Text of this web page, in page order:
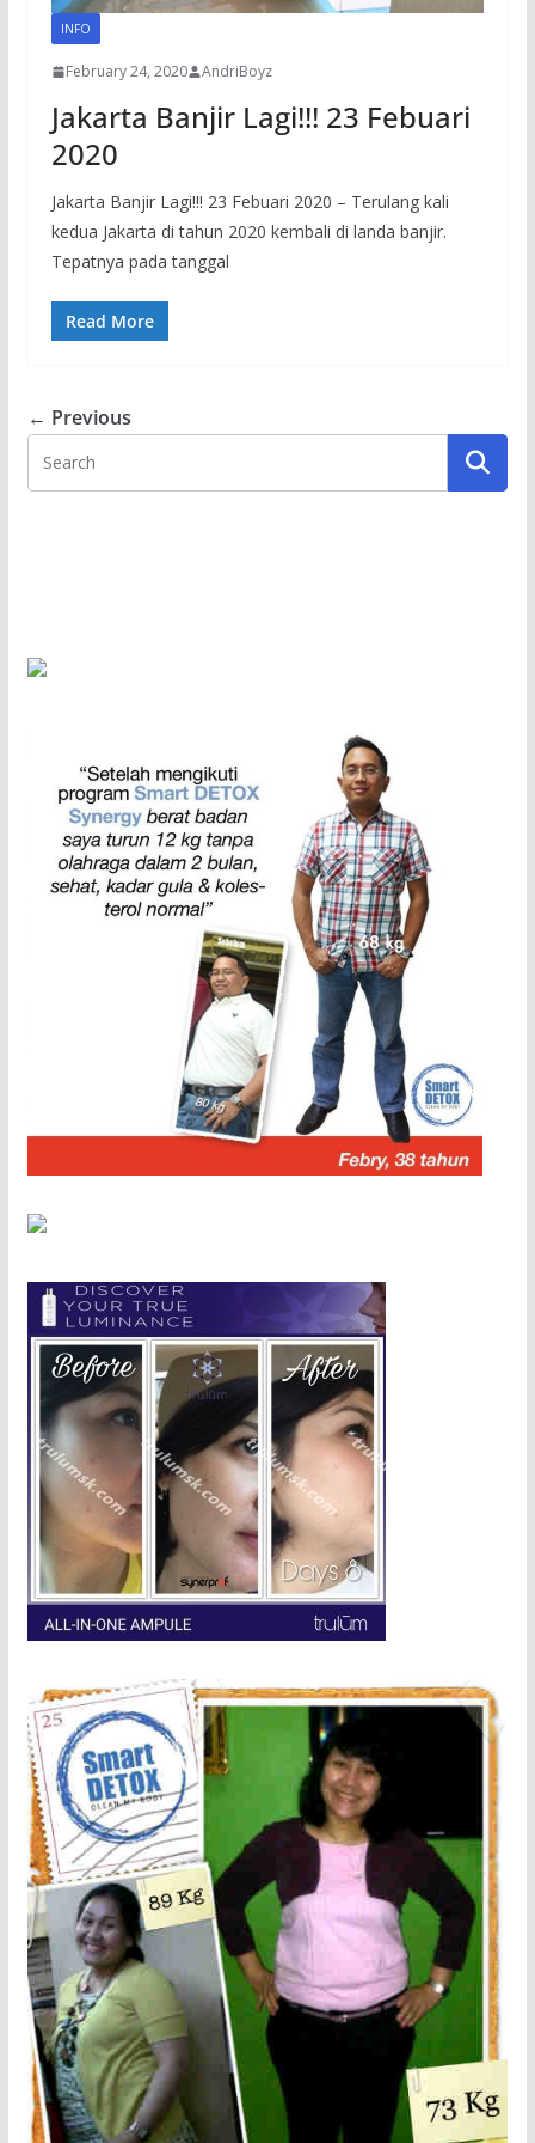
INFO
February 24, 2020 AndriBoyz
Jakarta Banjir Lagi!!! 23 Febuari
2020
Jakarta Banjir Lagi!!! 23 Febuari 2020 – Terulang kali
kedua Jakarta di tahun 2020 kembali di landa banjir.
Tepatnya pada tanggal
Read More
← Previous